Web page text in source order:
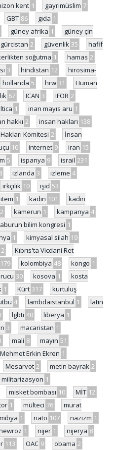
kent 1 gayrimüslim 7
GBT 86 gıda 1
güney afrika 1
güney çin
gürcistan 2 güvenlik 35
hafif
soğutma 1 hamas 2
3 hindistan 12
hirosima-
hollanda 5 hrw 31
Human
67 ICAN 3 IFOR 2
1 inan mayıs aru 1
hakkı 2 insan hakları 138
Komitesi 2
İnsan
10 internet 9 iran 15
5 ispanya 9 israil 231
izlanda 3 izleme 4
ırkçılık 10 ışid 53
1 kadın 101
kadın
2 kamerun 1 kampanya 4
bilim kongresi 1
1 kimyasal silah 19
Kıbrıs'ta Vicdani Ret
179 kolombiya 48 kongo 1
30 kosova 1
kosta
1 Kürt 317
kurtuluş
4 lambdaistanbul 1
latin
lgbti 40 liberya 1
3 macaristan 1
mali 8 mayın 51
Mehmet Erkin Ekren 1
Mesarvot 2 metin bayrak 2
militarizasyon 1
misket bombası 10 MİT 12
1 mülteci 76
murat
1 nato 107 nazizm 1
1 nijer 1 nijerya 8
113 OAC 9 obama 2